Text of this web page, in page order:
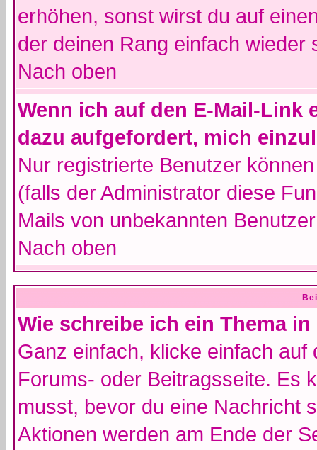
erhöhen, sonst wirst du auf
der deinen Rang einfach wieder
Nach oben
Wenn ich auf den E-Mail-Link
dazu aufgefordert, mich
Nur registrierte Benutzer
(falls der Administrator diese
Mails von unbekannten
Nach oben
Wie schreibe ich ein Thema
Ganz einfach, klicke einfach
Forums- oder Beitragsseite. Es
musst, bevor du eine Nachricht
Aktionen werden am Ende der